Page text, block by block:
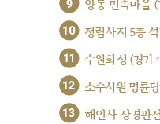
9 양동 민속마을 (
10 정림사지 5층
11 수원화성 (경기
12 소수서원 명륜
13 해인사 장경판